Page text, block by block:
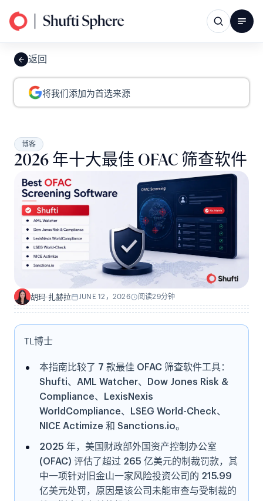
返回
将我们添加为首选来源
博客
2026 年十大最佳 OFAC 筛查软件
H 胡玛·扎赫拉 JUNE 12，2026 阅读29分钟
TL博士
本指南比较了 7 款最佳 OFAC 筛查软件工具：
Shufti、AML Watcher、Dow Jones Risk &
Compliance、LexisNexis
WorldCompliance、LSEG World-Check、
NICE Actimize 和 Sanctions.io。
2025 年，美国财政部外国资产控制办公室
(OFAC) 评估了超过 265 亿美元的制裁罚款，其
中一项针对旧金山一家风险投资公司的 215.99
亿美元处罚，原因是该公司未能审查与受制裁的